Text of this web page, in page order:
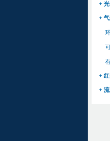
+
+
+
+